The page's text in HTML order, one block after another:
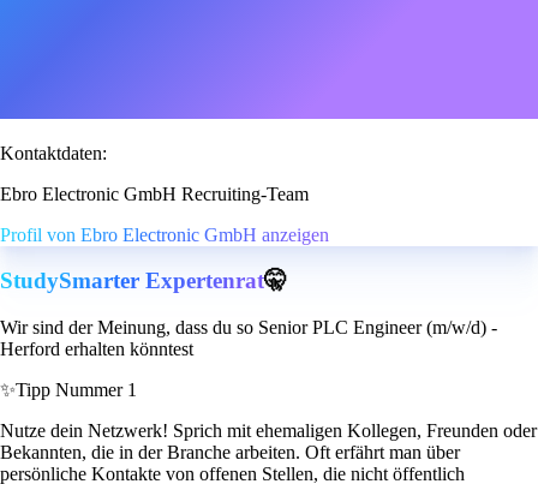
Kontaktdaten:
Ebro Electronic GmbH Recruiting-Team
Profil von Ebro Electronic GmbH anzeigen
StudySmarter Expertenrat🤫
Wir sind der Meinung, dass du so Senior PLC Engineer (m/w/d) -
Herford erhalten könntest
✨Tipp Nummer 1
Nutze dein Netzwerk! Sprich mit ehemaligen Kollegen, Freunden oder
Bekannten, die in der Branche arbeiten. Oft erfährt man über
persönliche Kontakte von offenen Stellen, die nicht öffentlich